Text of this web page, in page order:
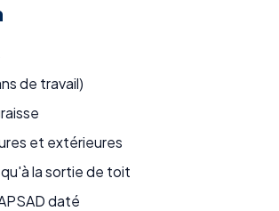
de travail)
et extérieures
la sortie de toit
daté